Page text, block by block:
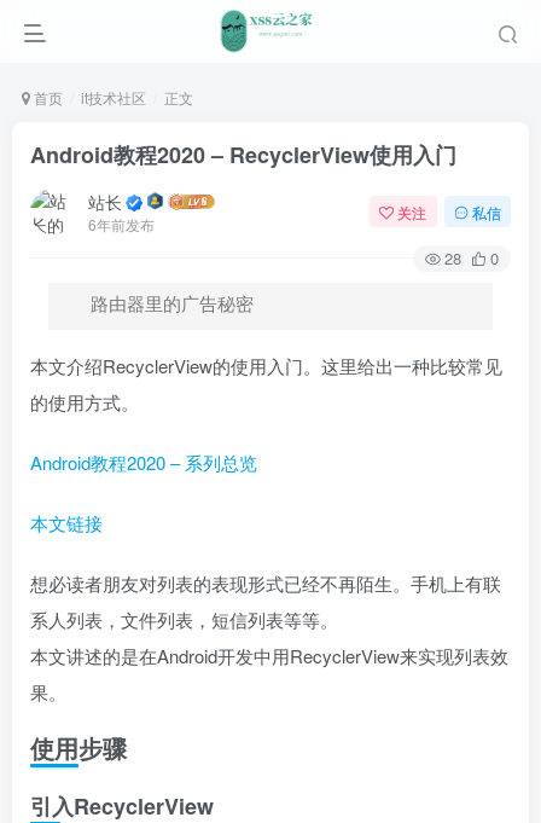
首页 it技术社区 正文
Android教程2020 – RecyclerView使用入门
站长
6年前发布
关注 私信
28 0
路由器里的广告秘密
本文介绍RecyclerView的使用入门。这里给出一种比较常见
的使用方式。
Android教程2020 – 系列总览
本文链接
想必读者朋友对列表的表现形式已经不再陌生。手机上有联
系人列表，文件列表，短信列表等等。
本文讲述的是在Android开发中用RecyclerView来实现列表效
果。
使用步骤
引入RecyclerView